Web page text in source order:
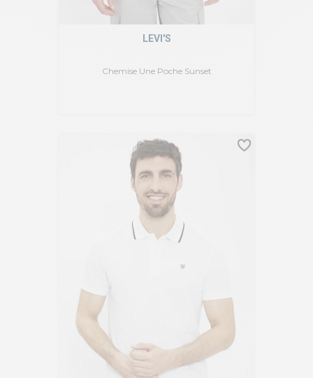
Chemise Une Poche Sunset
LEVI'S